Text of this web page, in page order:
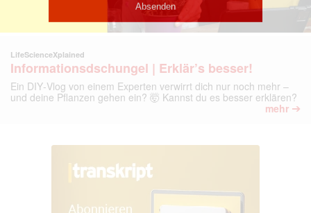
LifeScienceXplained
Informationsdschungel | Erklär’s besser!
Ein DIY‑Vlog von einem Experten verwirrt dich nur noch mehr –
und deine Pflanzen gehen ein? 🤯 Kannst du es besser erklären?
mehr ➔